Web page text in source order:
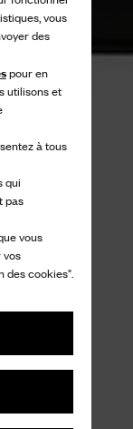
vous
des
pour en
utilisons et
à tous
qui
pas
vous
des cookies".